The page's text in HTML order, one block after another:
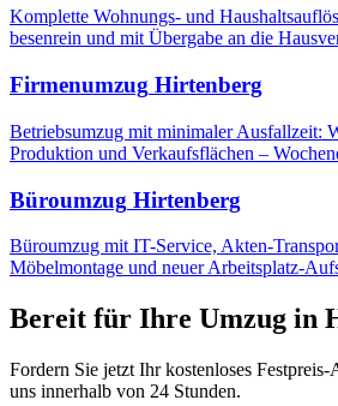
Komplette Wohnungs- und
besenrein und mit Übergabe an die
Firmenumzug Hirtenberg
Betriebsumzug mit minimaler Ausfallzeit:
Produktion und Verkaufsflächen –
Büroumzug Hirtenberg
Büroumzug mit IT-Service, Akten-
Möbelmontage und neuer Arbeitsplatz-
Bereit für Ihre Umzug in
Fordern Sie jetzt Ihr kostenloses
uns innerhalb von 24 Stunden.